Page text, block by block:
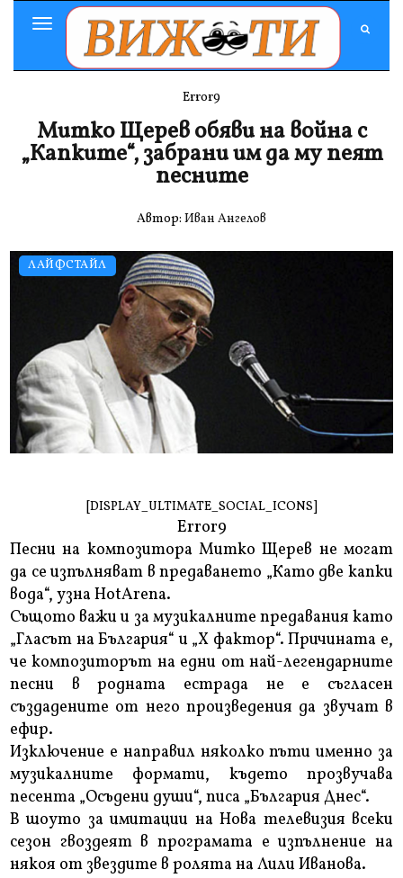
Toggle
Navigation
ЛАЙФСТАЙЛ
Error9
Митко Щерев обяви на война с
„Капките“, забрани им да му пеят
песните
Автор: Иван Ангелов
[DISPLAY_ULTIMATE_SOCIAL_ICONS]
Error9
Песни на композитора Митко Щерев не могат
да се изпълняват в предаването „Като две капки
вода“, узна HotArena.
Същото важи и за музикалните предавания като
„Гласът на България“ и „Х фактор“. Причината е,
че композиторът на едни от най-легендарните
песни в родната естрада не е съгласен
създадените от него произведения да звучат в
ефир.
Изключение е направил няколко пъти именно за
музикалните формати, където прозвучава
песента „Осъдени души“, писа „България Днес“.
В шоуто за имитации на Нова телевизия всеки
сезон гвоздеят в програмата е изпълнение на
някоя от звездите в ролята на Лили Иванова.